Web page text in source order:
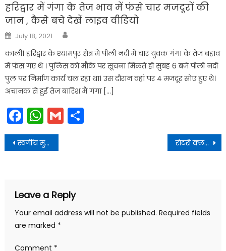
हरिद्वार में गंगा के तेज भाव में फंसे चार मजदूरों की
जान , कैसे बचे देखें लाइव वीडियो
Posted
on
July 18, 2021
काली। हरिद्वार के श्यामपुर क्षेत्र में पीली नदी में चार युवक गंगा के तेज बहाव
में फंस गए थे । पुलिस को मौके पर सूचना मिलते ही सुबह 6 बजे पीली नदी
पुल पर निर्माण कार्य चल रहा था। उस दौरान वहां पर 4 मजदूर सोए हुए थे।
अचानक से हुई तेज बारिश मैं गंगा […]
Facebook
WhatsApp
Gmail
Post
navigation
स्वर्गीय मुन्नी देवी में हमेशा जनसेवा की ललक दिखाई दी रोटरी क्लब कनखल एवं ब्लड वॉलियंटर्स, हरिद्वार आपको सादर आमंत्रित करते हैं
Leave a Reply
Your email address will not be published. Required fields
are marked *
Comment *